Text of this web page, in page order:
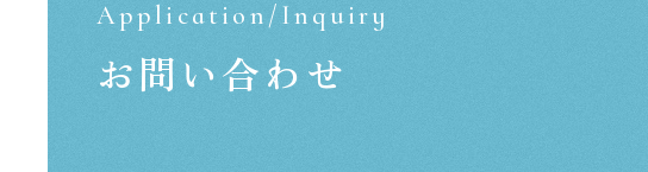
Application/Inquiry
お問い合わせ